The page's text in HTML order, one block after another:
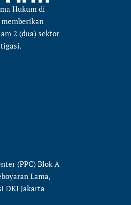
Hukum di
2 (dua) sektor
(PPC) Blok A
Lama,
DKI Jakarta